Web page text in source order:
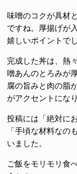
味噌のコクが具材
ですね。厚揚げが
嬉しいポイントで
完成した丼は、熱
噌あんのとろみが
腐の旨みと肉の脂
がアクセントにな
投稿には「絶対に
「手頃な材料なの
いました。
ご飯をモリモリ食